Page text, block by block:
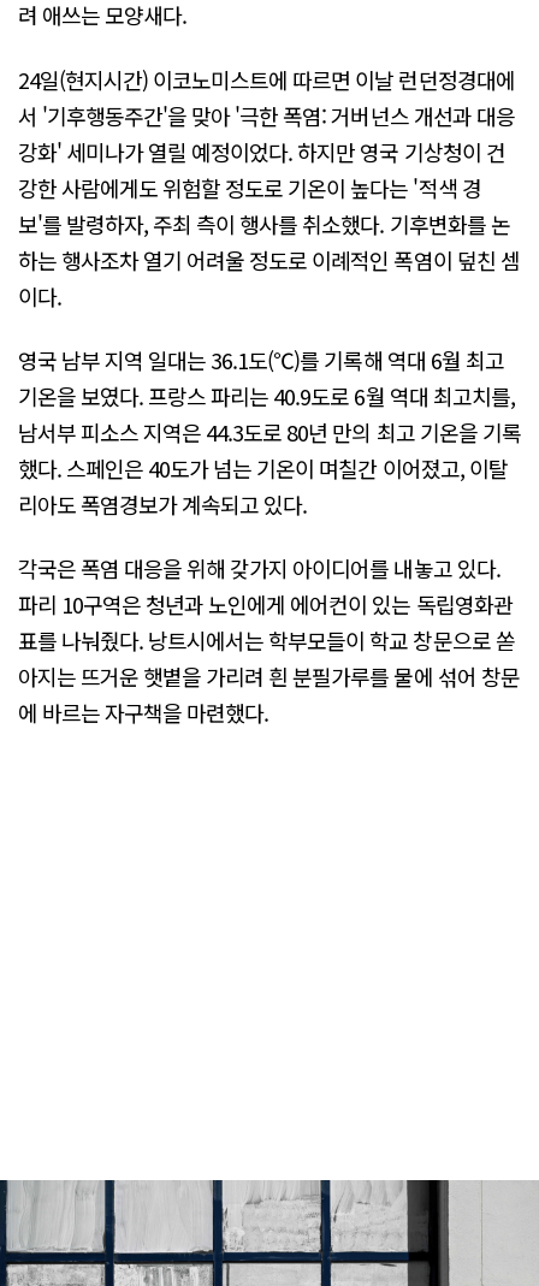
려 애쓰는 모양새다.
24일(현지시간) 이코노미스트에 따르면 이날 런던정경대에
서 '기후행동주간'을 맞아 '극한 폭염: 거버넌스 개선과 대응
강화' 세미나가 열릴 예정이었다. 하지만 영국 기상청이 건
강한 사람에게도 위험할 정도로 기온이 높다는 '적색 경
보'를 발령하자, 주최 측이 행사를 취소했다. 기후변화를 논
하는 행사조차 열기 어려울 정도로 이례적인 폭염이 덮친 셈
이다.
영국 남부 지역 일대는 36.1도(℃)를 기록해 역대 6월 최고
기온을 보였다. 프랑스 파리는 40.9도로 6월 역대 최고치를,
남서부 피소스 지역은 44.3도로 80년 만의 최고 기온을 기록
했다. 스페인은 40도가 넘는 기온이 며칠간 이어졌고, 이탈
리아도 폭염경보가 계속되고 있다.
각국은 폭염 대응을 위해 갖가지 아이디어를 내놓고 있다.
파리 10구역은 청년과 노인에게 에어컨이 있는 독립영화관
표를 나눠줬다. 낭트시에서는 학부모들이 학교 창문으로 쏟
아지는 뜨거운 햇볕을 가리려 흰 분필가루를 물에 섞어 창문
에 바르는 자구책을 마련했다.